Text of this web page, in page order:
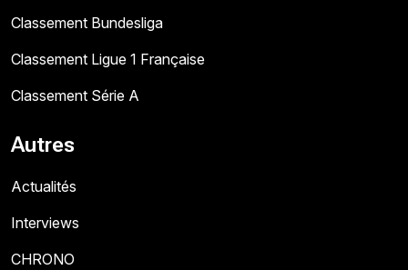
Classement Bundesliga
Classement Ligue 1 Française
Classement Série A
Autres
Actualités
Interviews
CHRONO